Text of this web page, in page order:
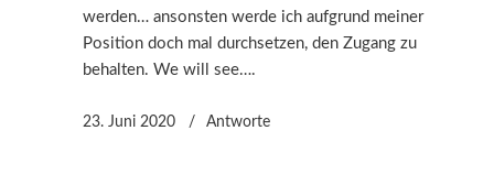
werden… ansonsten werde ich aufgrund meiner
Position doch mal durchsetzen, den Zugang zu
behalten. We will see….
23. Juni 2020 Antworte